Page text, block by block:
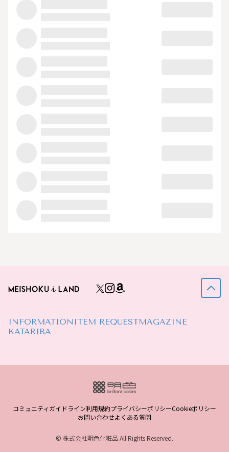
INFORMATION ITEM REQUESTMAGAZINE
KATARIBA
コミュニティガイドライン利用規約プライバシーポリシーCookieポリシー
お問い合わせよくある質問
© 株式会社明色化粧品 All Rights Reserved.